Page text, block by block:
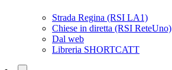
Strada Regina (RSI LA1)
Chiese in diretta (RSI ReteUno)
Dal web
Libreria SHORTCATT